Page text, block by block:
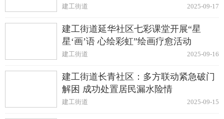
2025-09-17
建工街道
建工街道延华社区七彩课堂开展“星
星‘画’语 心绘彩虹”绘画疗愈活动
2025-09-16
建工街道
建工街道长青社区：多方联动紧急破门
解困 成功处置居民漏水险情
2025-09-15
建工街道